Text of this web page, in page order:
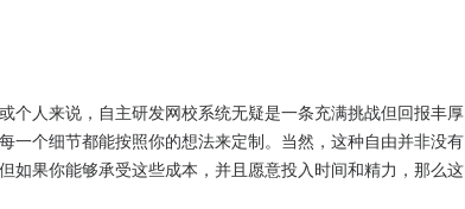
个人来说，自主研发网校系统无疑是一条充满挑战但回报丰厚
一个细节都能按照你的想法来定制。当然，这种自由并非没有
如果你能够承受这些成本，并且愿意投入时间和精力，那么这